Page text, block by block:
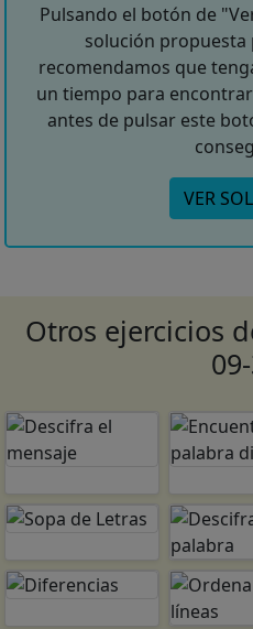
Pulsando el botón de
solución propuesta
recomendamos que
un tiempo para
antes de pulsar este
VER
Otros ejercicios